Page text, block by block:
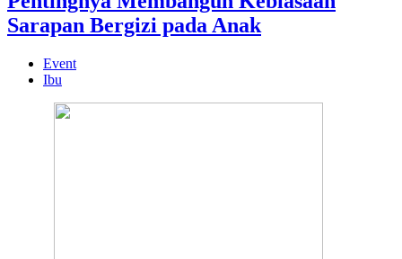
Sarapan Bergizi pada Anak
Event
Ibu